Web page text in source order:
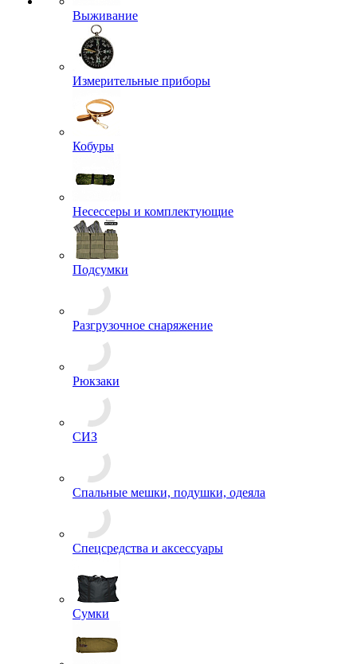
Выживание
Измерительные приборы
Кобуры
Несессеры и комплектующие
Подсумки
Разгрузочное снаряжение
Рюкзаки
Спальные мешки, подушки, одеяла
Спецсредства и аксессуары